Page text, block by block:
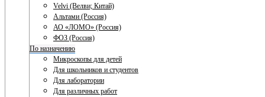
Velvi (Велви; Китай)
Альтами (Россия)
АО «ЛОМО» (Россия)
ФОЗ (Россия)
По назначению
Микроскопы для детей
Для школьников и студентов
Для лаборатории
Для различных работ